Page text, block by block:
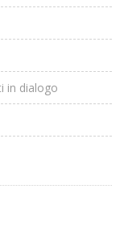
in dialogo